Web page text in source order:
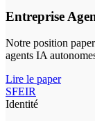
Entreprise
Notre position
agents IA
Lire le paper
SFEIR
Identité